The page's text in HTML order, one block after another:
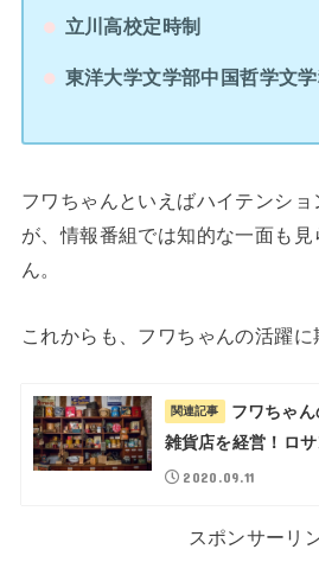
立川高校定時制
東洋大学文学部中国哲学文
フワちゃんといえばハイテンシ
が、情報番組では知的な一面も
ん。
これからも、フワちゃんの活躍に
関連記事
フワちゃ
雑貨店を経営！ロ
2020.09.11
スポンサーリ